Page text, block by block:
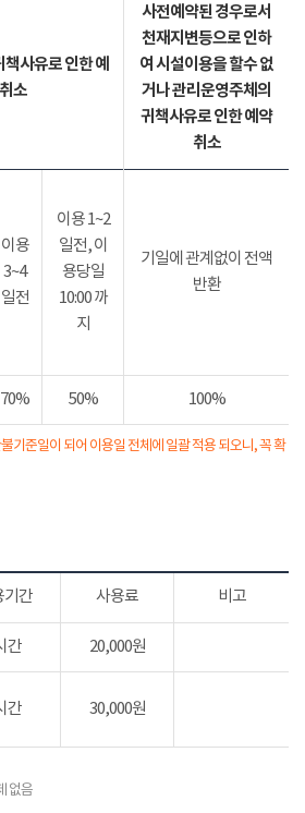
사유로 인한 예
소
사전예약된 경우로서
천재지변등으로 인하
여 시설이용을 할수 없
거나 관리운영주체의
귀책사유로 인한 예약
취소
이용
3~4
일전
이용 1~2
일전, 이
용당일
10:00 까
지
기일에 관계없이 전액
반환
70% 50% 100%
기준일이 되어 이용일 전체에 일괄 적용 되오니, 꼭 확
기간 사용료 비고
간 20,000원
간 30,000원
없음